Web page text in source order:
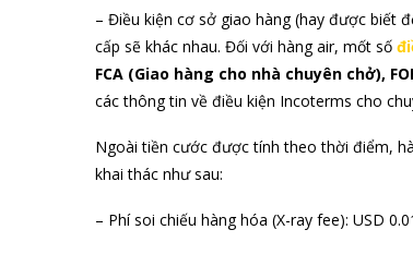
– Điều kiện cơ sở giao hàng (hay được biết
cấp sẽ khác nhau. Đối với hàng air, mốt số
FCA (Giao hàng cho nhà chuyên chở),
các thông tin về điều kiện Incoterms cho
Ngoài tiền cước được tính theo thời điểm,
khai thác như sau:
– Phí soi chiếu hàng hóa (X-ray fee): USD